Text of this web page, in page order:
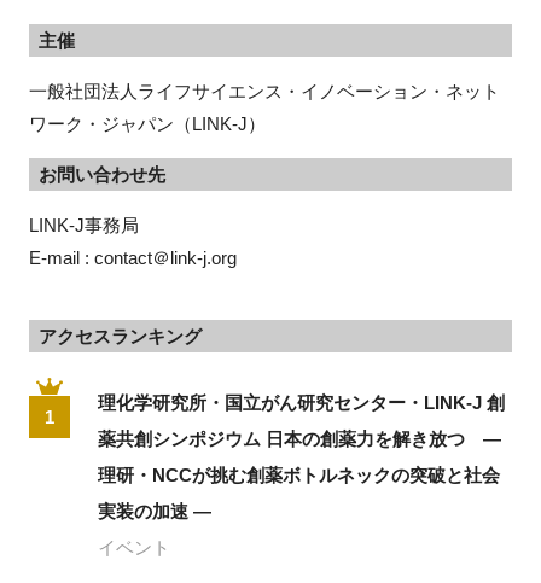
主催
一般社団法人ライフサイエンス・イノベーション・ネット
ワーク・ジャパン（LINK-J）
お問い合わせ先
LINK-J事務局
E-mail : contact＠link-j.org
アクセスランキング
1
理化学研究所・国立がん研究センター・LINK-J 創
薬共創シンポジウム 日本の創薬力を解き放つ ―
理研・NCCが挑む創薬ボトルネックの突破と社会
実装の加速 ―
イベント